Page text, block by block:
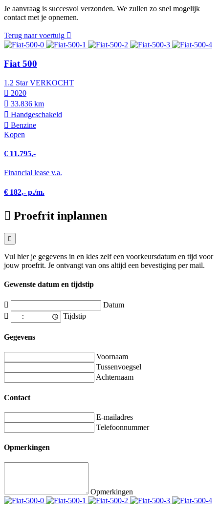
Je aanvraag is succesvol verzonden. We zullen zo snel mogelijk
contact met je opnemen.
Terug naar voertuig
Fiat 500
1.2 Star VERKOCHT
2020
33.836 km
Hand­geschakeld
Benzine
Kopen
€ 11.795,-
Financial lease v.a.
€ 182,- p./m.
Proefrit inplannen
Vul hier je gegevens in en kies zelf een voorkeursdatum en tijd voor
jouw proefrit. Je ontvangt van ons altijd een bevestiging per mail.
Gewenste datum en tijdstip
Datum
Tijdstip
Gegevens
Voornaam
Tussenvoegsel
Achternaam
Contact
E-mailadres
Telefoonnummer
Opmerkingen
Opmerkingen